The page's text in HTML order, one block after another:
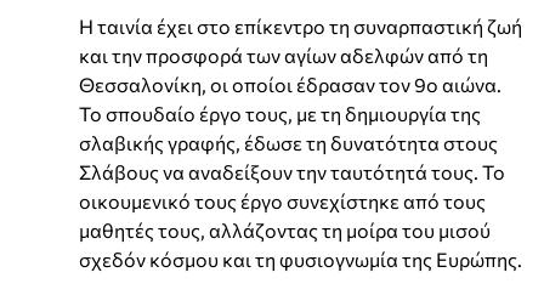
Η ταινία έχει στο επίκεντρο τη συναρπαστική ζωή
και την προσφορά των αγίων αδελφών από τη
Θεσσαλονίκη, οι οποίοι έδρασαν τον 9ο αιώνα.
Το σπουδαίο έργο τους, με τη δημιουργία της
σλαβικής γραφής, έδωσε τη δυνατότητα στους
Σλάβους να αναδείξουν την ταυτότητά τους. Το
οικουμενικό τους έργο συνεχίστηκε από τους
μαθητές τους, αλλάζοντας τη μοίρα του μισού
σχεδόν κόσμου και τη φυσιογνωμία της Ευρώπης.